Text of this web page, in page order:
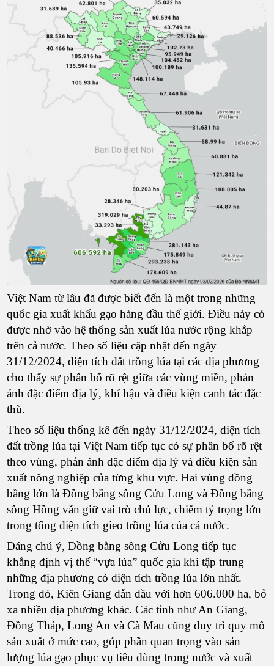
Việt Nam từ lâu đã được biết đến là một trong những
quốc gia xuất khẩu gạo hàng đầu thế giới. Điều này có
được nhờ vào hệ thống sản xuất lúa nước rộng khắp
trên cả nước. Theo số liệu cập nhật đến ngày
31/12/2024, diện tích đất trồng lúa tại các địa phương
cho thấy sự phân bố rõ rệt giữa các vùng miền, phản
ánh đặc điểm địa lý, khí hậu và điều kiện canh tác đặc
thù.
Theo số liệu thống kê đến ngày 31/12/2024, diện tích
đất trồng lúa tại Việt Nam tiếp tục có sự phân bố rõ rệt
theo vùng, phản ánh đặc điểm địa lý và điều kiện sản
xuất nông nghiệp của từng khu vực. Hai vùng đồng
bằng lớn là Đồng bằng sông Cửu Long và Đồng bằng
sông Hồng vẫn giữ vai trò chủ lực, chiếm tỷ trọng lớn
trong tổng diện tích gieo trồng lúa của cả nước.
Đáng chú ý, Đồng bằng sông Cửu Long tiếp tục
khẳng định vị thế “vựa lúa” quốc gia khi tập trung
những địa phương có diện tích trồng lúa lớn nhất.
Trong đó, Kiên Giang dẫn đầu với hơn 606.000 ha, bỏ
xa nhiều địa phương khác. Các tỉnh như An Giang,
Đồng Tháp, Long An và Cà Mau cũng duy trì quy mô
sản xuất ở mức cao, góp phần quan trọng vào sản
lượng lúa gạo phục vụ tiêu dùng trong nước và xuất